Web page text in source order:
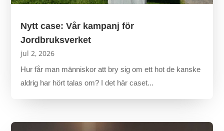
Nytt case: Vår kampanj för
Jordbruksverket
jul 2, 2026
Hur får man människor att bry sig om ett hot de kanske
aldrig har hört talas om? I det här caset...